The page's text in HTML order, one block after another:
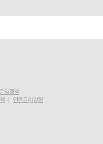
영정책
언론윤리강령